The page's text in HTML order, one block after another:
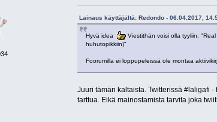
Lainaus käyttäjältä: Redondo - 06.04.2017,
Hyvä idea
Viestithän voisi olla tyyliin:
huhutopikkiin)"
Foorumilla ei loppupeleissä ole montaa
Juuri tämän kaltaista. Twitterissä #laligafi
tarttua. Eikä mainostamista tarvita joka